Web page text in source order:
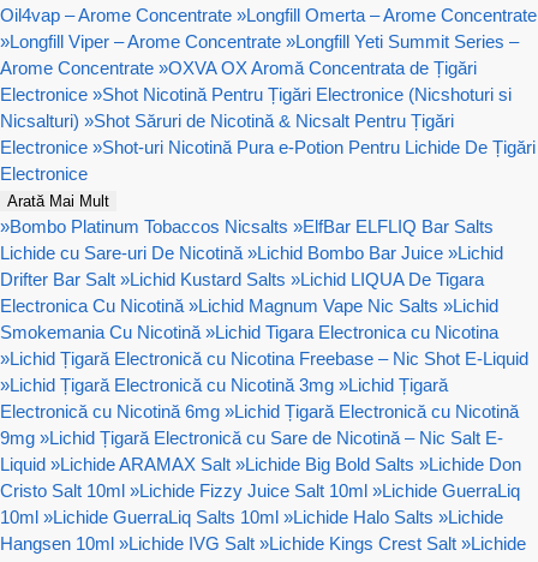
Oil4vap – Arome Concentrate »Longfill Omerta – Arome Concentrate
»Longfill Viper – Arome Concentrate »Longfill Yeti Summit Series –
Arome Concentrate »OXVA OX Aromă Concentrata de Țigări
Electronice »Shot Nicotină Pentru Țigări Electronice (Nicshoturi si
Nicsalturi) »Shot Săruri de Nicotină & Nicsalt Pentru Țigări
Electronice »Shot-uri Nicotină Pura e-Potion Pentru Lichide De Țigări
Electronice
Arată Mai Mult
»Bombo Platinum Tobaccos Nicsalts »ElfBar ELFLIQ Bar Salts
Lichide cu Sare-uri De Nicotină »Lichid Bombo Bar Juice »Lichid
Drifter Bar Salt »Lichid Kustard Salts »Lichid LIQUA De Tigara
Electronica Cu Nicotină »Lichid Magnum Vape Nic Salts »Lichid
Smokemania Cu Nicotină »Lichid Tigara Electronica cu Nicotina
»Lichid Țigară Electronică cu Nicotina Freebase – Nic Shot E-Liquid
»Lichid Țigară Electronică cu Nicotină 3mg »Lichid Țigară
Electronică cu Nicotină 6mg »Lichid Țigară Electronică cu Nicotină
9mg »Lichid Țigară Electronică cu Sare de Nicotină – Nic Salt E-
Liquid »Lichide ARAMAX Salt »Lichide Big Bold Salts »Lichide Don
Cristo Salt 10ml »Lichide Fizzy Juice Salt 10ml »Lichide GuerraLiq
10ml »Lichide GuerraLiq Salts 10ml »Lichide Halo Salts »Lichide
Hangsen 10ml »Lichide IVG Salt »Lichide Kings Crest Salt »Lichide